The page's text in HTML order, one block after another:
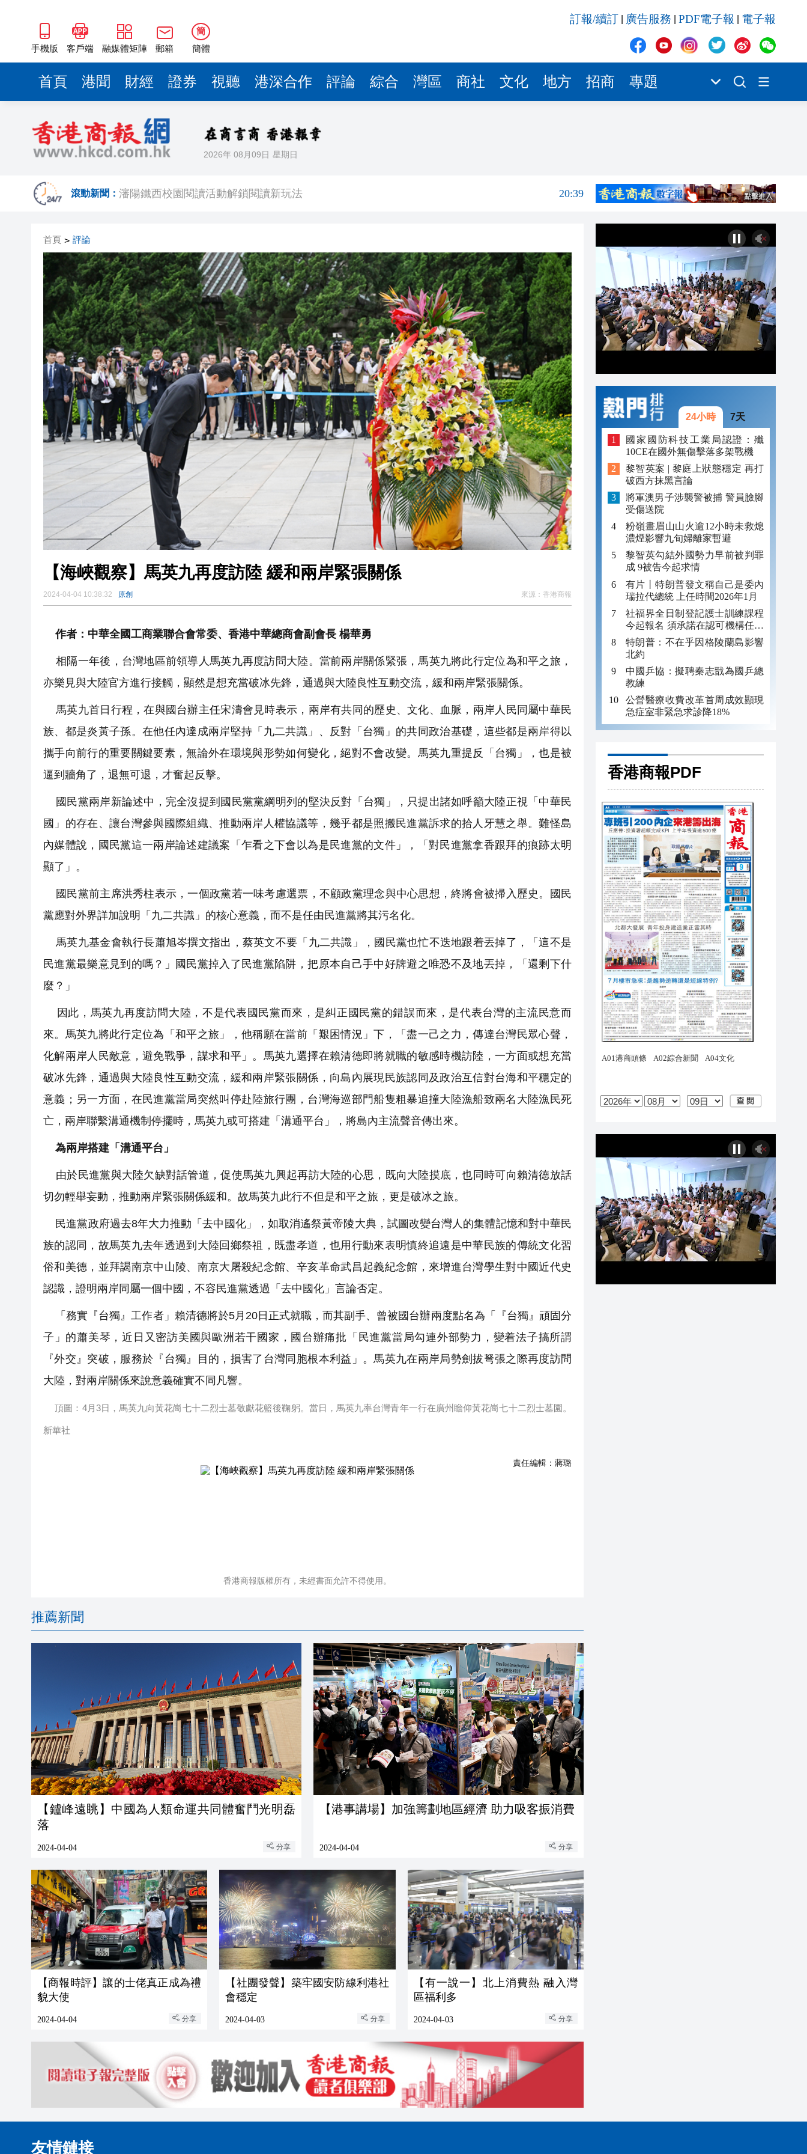
手機版 客戶端 融媒體矩陣 郵箱
簡
簡體
訂報/續訂 廣告服務 PDF電子報 電子報
首頁 港聞 財經 證券 視聽 港深合作 評論 綜合 灣區 商社 文化 地方 招商 專題
2026年 08月09日 星期日
滾動新聞：
閩粵贛三地漢樂藝術家齊聚深圳，共奏客家文化傳承新篇章
20:34
黎智英案｜吳良好：依法公正處理黎智英求情 罪證如山豈能妄想輕判
50餘位頂尖專家共話時代命題
20:55
梁振英率港區全國政協委員考察團來瓊考察
2025年海南儋州以舊換新帶動消費約18億元
瀋陽鐵西校園閱讀活動解鎖閱讀新玩法
20:39
50餘位頂尖專家共話時代命題
20:55
海南澄邁文儒煥新升級 五組數據見證文儒沉香從傳統邁向現代
20:42
梁振英率港區全國政協委員考察團來瓊考察
20:42
2025年海南儋州以舊換新帶動消費約18億元
20:41
山東26戶省屬國企去年合計營收2.58萬億 利潤總額近936億
20:40
瀋陽鐵西校園閱讀活動解鎖閱讀新玩法
20:39
閩粵贛三地漢樂藝術家齊聚深圳，共奏客家文化傳承新篇章
20:34
首頁 > 評論
【海峽觀察】馬英九再度訪陸 緩和兩岸緊張關係
2024-04-04 10:38:32 原創 來源： 香港商報
作者：中華全國工商業聯合會常委、香港中華總商會副會長 楊華勇
相隔一年後，台灣地區前領導人馬英九再度訪問大陸。當前兩岸關係緊張，馬英九將此行定位為和平之旅，
亦樂見與大陸官方進行接觸，顯然是想充當破冰先鋒，通過與大陸良性互動交流，緩和兩岸緊張關係。
馬英九首日行程，在與國台辦主任宋濤會見時表示，兩岸有共同的歷史、文化、血脈，兩岸人民同屬中華民
族、都是炎黃子孫。在他任內達成兩岸堅持「九二共識」、反對「台獨」的共同政治基礎，這些都是兩岸得以
攜手向前行的重要關鍵要素，無論外在環境與形勢如何變化，絕對不會改變。馬英九重提反「台獨」，也是被
逼到牆角了，退無可退，才奮起反擊。
國民黨兩岸新論述中，完全沒提到國民黨黨綱明列的堅決反對「台獨」，只提出諸如呼籲大陸正視「中華民
國」的存在、讓台灣參與國際組織、推動兩岸人權協議等，幾乎都是照搬民進黨訴求的拾人牙慧之舉。難怪島
內媒體說，國民黨這一兩岸論述建議案「乍看之下會以為是民進黨的文件」，「對民進黨拿香跟拜的痕跡太明
顯了」。
國民黨前主席洪秀柱表示，一個政黨若一味考慮選票，不顧政黨理念與中心思想，終將會被掃入歷史。國民
黨應對外界詳加說明「九二共識」的核心意義，而不是任由民進黨將其污名化。
馬英九基金會執行長蕭旭岑撰文指出，蔡英文不要「九二共識」，國民黨也忙不迭地跟着丟掉了，「這不是
民進黨最樂意見到的嗎？」國民黨掉入了民進黨陷阱，把原本自己手中好牌避之唯恐不及地丟掉，「還剩下什
麼？」
因此，馬英九再度訪問大陸，不是代表國民黨而來，是糾正國民黨的錯誤而來，是代表台灣的主流民意而
來。馬英九將此行定位為「和平之旅」，他稱願在當前「艱困情況」下，「盡一己之力，傳達台灣民眾心聲，
化解兩岸人民敵意，避免戰爭，謀求和平」。馬英九選擇在賴清德即將就職的敏感時機訪陸，一方面或想充當
破冰先鋒，通過與大陸良性互動交流，緩和兩岸緊張關係，向島內展現民族認同及政治互信對台海和平穩定的
意義；另一方面，在民進黨當局突然叫停赴陸旅行團，台灣海巡部門船隻粗暴追撞大陸漁船致兩名大陸漁民死
亡，兩岸聯繫溝通機制停擺時，馬英九或可搭建「溝通平台」，將島內主流聲音傳出來。
為兩岸搭建「溝通平台」
由於民進黨與大陸欠缺對話管道，促使馬英九興起再訪大陸的心思，既向大陸摸底，也同時可向賴清德放話
切勿輕舉妄動，推動兩岸緊張關係緩和。故馬英九此行不但是和平之旅，更是破冰之旅。
民進黨政府過去8年大力推動「去中國化」，如取消遙祭黃帝陵大典，試圖改變台灣人的集體記憶和對中華民
族的認同，故馬英九去年透過到大陸回鄉祭祖，既盡孝道，也用行動來表明慎終追遠是中華民族的傳統文化習
俗和美德，並拜謁南京中山陵、南京大屠殺紀念館、辛亥革命武昌起義紀念館，來增進台灣學生對中國近代史
認識，證明兩岸同屬一個中國，不容民進黨透過「去中國化」言論否定。
「務實『台獨』工作者」賴清德將於5月20日正式就職，而其副手、曾被國台辦兩度點名為「『台獨』頑固分
子」的蕭美琴，近日又密訪美國與歐洲若干國家，國台辦痛批「民進黨當局勾連外部勢力，變着法子搞所謂
『外交』突破，服務於『台獨』目的，損害了台灣同胞根本利益」。馬英九在兩岸局勢劍拔弩張之際再度訪問
大陸，對兩岸關係來說意義確實不同凡響。
頂圖：4月3日，馬英九向黃花崗七十二烈士墓敬獻花籃後鞠躬。當日，馬英九率台灣青年一行在廣州瞻仰黃花崗七十二烈士墓園。
新華社
責任編輯： 蔣璐
香港商報版權所有，未經書面允許不得使用。
推薦新聞
【鑪峰遠眺】中國為人類命運共同體奮鬥光明磊
落
2024-04-04 分享
【港事講場】加強籌劃地區經濟 助力吸客振消費
2024-04-04 分享
【商報時評】讓的士佬真正成為禮
貌大使
2024-04-04 分享
【社團發聲】築牢國安防線利港社
會穩定
2024-04-03 分享
【有一說一】北上消費熱 融入灣
區福利多
2024-04-03 分享
24小時 7天
國家國防科技工業局認證：殲
10CE在國外無傷擊落多架戰機
黎智英案 | 黎庭上狀態穩定 再打
破西方抹黑言論
將軍澳男子涉襲警被捕 警員臉腳
受傷送院
粉嶺畫眉山山火逾12小時未救熄
濃煙影響九旬婦離家暫避
黎智英勾結外國勢力早前被判罪
成 9被告今起求情
有片丨特朗普發文稱自己是委內
瑞拉代總統 上任時間2026年1月
社福界全日制登記護士訓練課程
今起報名 須承諾在認可機構任職
至少三年
特朗普：不在乎因格陵蘭島影響
北約
中國乒協：擬聘秦志戩為國乒總
教練
公營醫療收費改革首周成效顯現
急症室非緊急求診降18%
香港商報PDF
友情鏈接